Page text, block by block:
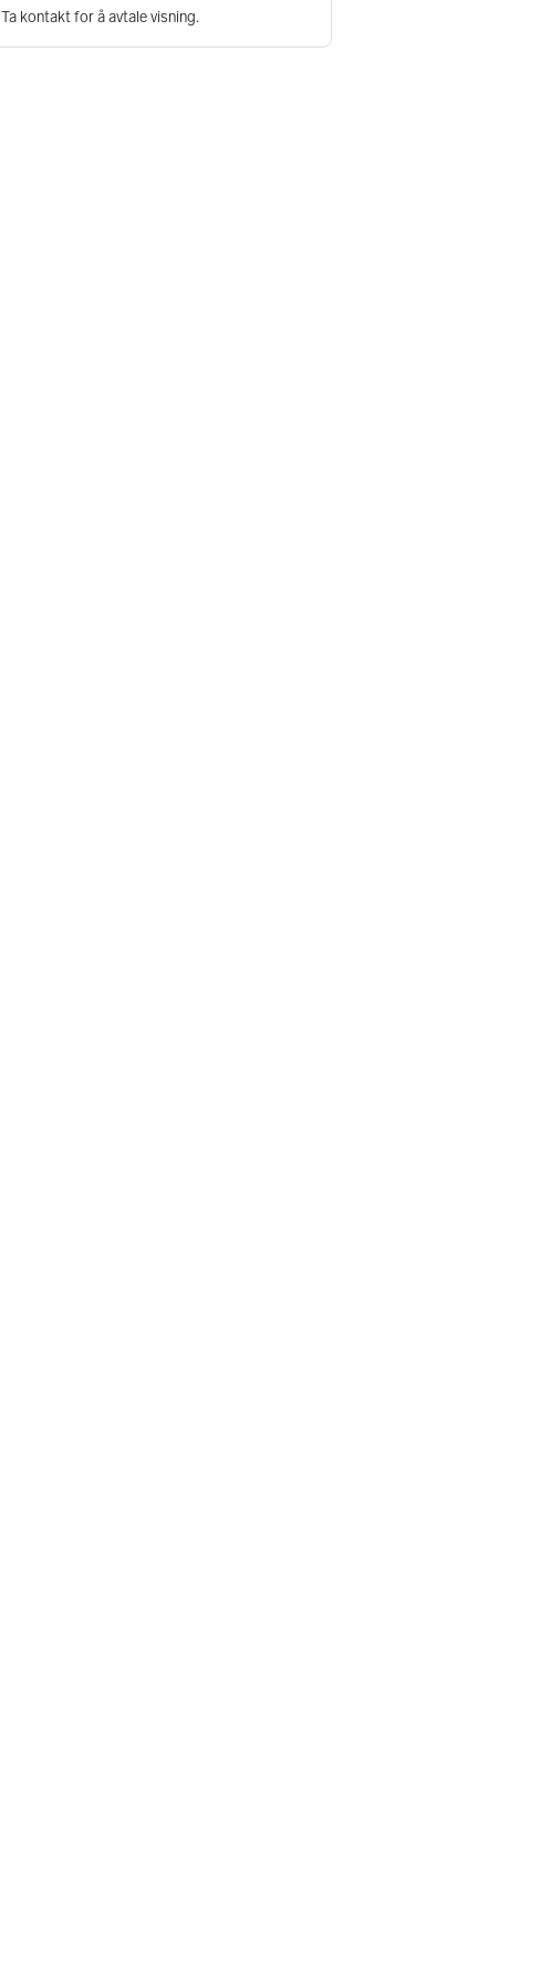
Ta kontakt for å avtale visning.